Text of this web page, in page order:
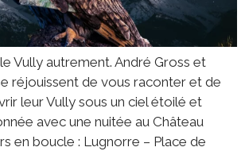
Vully autrement. André Gross et
réjouissent de vous raconter et de
leur Vully sous un ciel étoilé et
avec une nuitée au Château
en boucle : Lugnorre – Place de